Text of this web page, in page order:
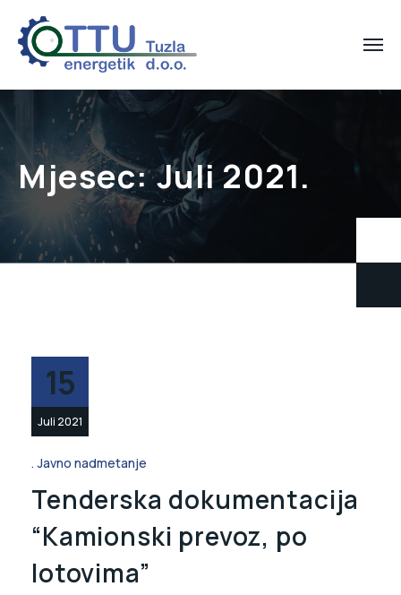
Mjesec:Juli 2021.
15
Juli 2021
Javno nadmetanje
Tenderska dokumentacija
“Kamionski prevoz, po
lotovima”